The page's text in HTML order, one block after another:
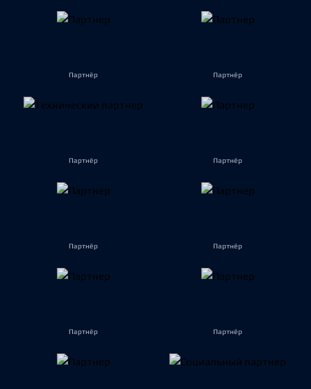
Партнёр Партнёр
Партнёр Партнёр
Партнёр Партнёр
Партнёр Партнёр